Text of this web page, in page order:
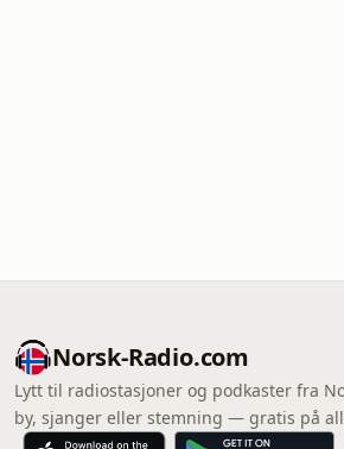
Norsk-Radio.com
Lytt til radiostasjoner og podkaster fra
by, sjanger eller stemning — gratis på